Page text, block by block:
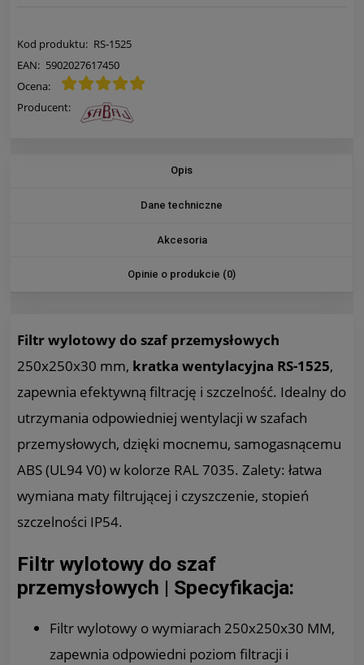
Kod produktu: RS-1525
EAN: 5902027617450
Ocena:
Producent:
Opis
Dane techniczne
Akcesoria
Opinie o produkcie (0)
Filtr wylotowy do szaf przemysłowych
250x250x30 mm, kratka wentylacyjna RS-1525,
zapewnia efektywną filtrację i szczelność. Idealny do
utrzymania odpowiedniej wentylacji w szafach
przemysłowych, dzięki mocnemu, samogasnącemu
ABS (UL94 V0) w kolorze RAL 7035. Zalety: łatwa
wymiana maty filtrującej i czyszczenie, stopień
szczelności IP54.
Filtr wylotowy do szaf
przemysłowych | Specyfikacja:
Filtr wylotowy o wymiarach 250x250x30 MM,
zapewnia odpowiedni poziom filtracji i